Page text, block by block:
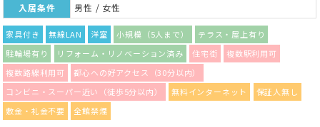
入居条件
男性 / 女性
家具付き 無線LAN 洋室 小規模（5人まで）
テラス・屋上有り
駐輪場有り
リフォーム・リノベーション済み 住宅街
複数駅利用可
複数路線利用可
都心への好アクセス（30分以内）
コンビニ・スーパー近い（徒歩5分以内）
無料インターネット
保証人無し
敷金・礼金不要
全館禁煙